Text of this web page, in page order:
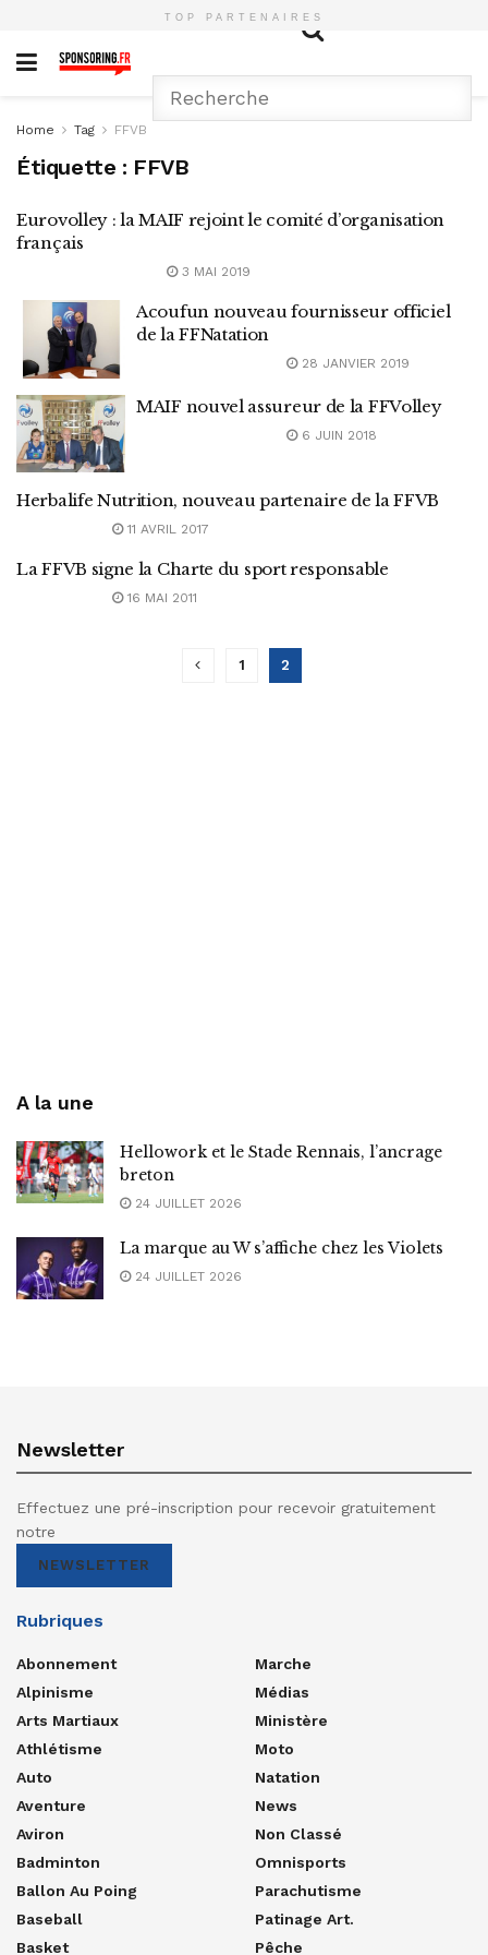
TOP PARTENAIRES
Home Tag FFVB
Étiquette : FFVB
Eurovolley : la MAIF rejoint le comité d’organisation
français
3 MAI 2019
Acoufun nouveau fournisseur officiel
de la FFNatation
28 JANVIER 2019
MAIF nouvel assureur de la FFVolley
6 JUIN 2018
Herbalife Nutrition, nouveau partenaire de la FFVB
11 AVRIL 2017
La FFVB signe la Charte du sport responsable
16 MAI 2011
1 2
A la une
Hellowork et le Stade Rennais, l’ancrage
breton
24 JUILLET 2026
La marque au W s’affiche chez les Violets
24 JUILLET 2026
Newsletter
Effectuez une pré-inscription pour recevoir gratuitement
notre
NEWSLETTER
Rubriques
Abonnement
Alpinisme
Arts Martiaux
Athlétisme
Auto
Aventure
Aviron
Badminton
Ballon Au Poing
Baseball
Basket
Marche
Médias
Ministère
Moto
Natation
News
Non Classé
Omnisports
Parachutisme
Patinage Art.
Pêche